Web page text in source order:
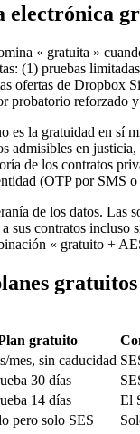
electrónica
« gratuita »
(1) pruebas
ofertas de Dropbox
probatorio reforzado
es la gratuidad en sí
en justicia,
de los contratos
(OTP por SMS
de los datos.
sus contratos
« gratuito +
gratuitos
gratuito
mes, sin caducidad
30 días
14 días El
pero solo SES